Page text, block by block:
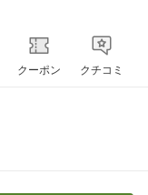
クーポン クチコミ